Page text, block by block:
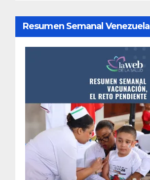
Resumen Semanal Venezuela